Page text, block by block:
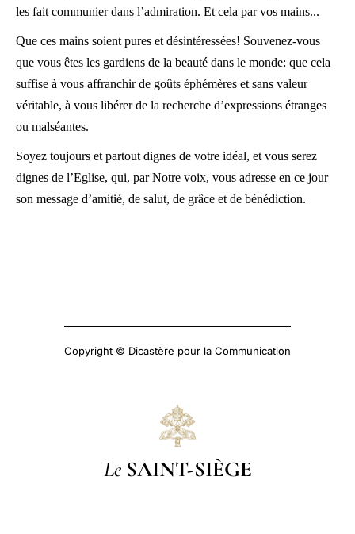
les fait communier dans l’admiration. Et cela par vos mains...
Que ces mains soient pures et désintéressées! Souvenez-vous
que vous êtes les gardiens de la beauté dans le monde: que cela
suffise à vous affranchir de goûts éphémères et sans valeur
véritable, à vous libérer de la recherche d’expressions étranges
ou malséantes.
Soyez toujours et partout dignes de votre idéal, et vous serez
dignes de l’Eglise, qui, par Notre voix, vous adresse en ce jour
son message d’amitié, de salut, de grâce et de bénédiction.
Copyright © Dicastère pour la Communication
Le SAINT-SIÈGE